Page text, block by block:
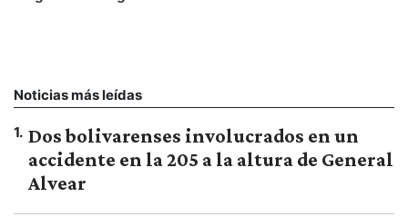
Noticias más leídas
1. Dos bolivarenses involucrados en un
accidente en la 205 a la altura de General
Alvear